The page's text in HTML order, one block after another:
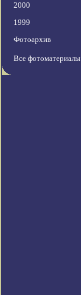
2000
1999
Фотоархив
Все фотоматериалы